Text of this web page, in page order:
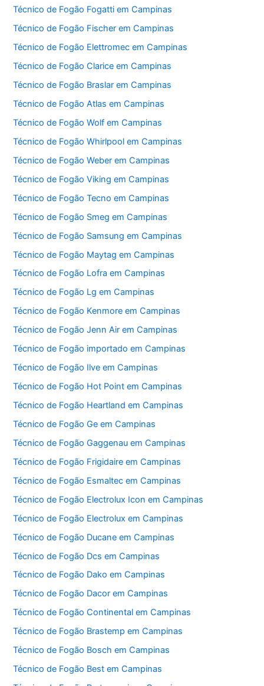
Técnico de Fogão Fogatti em Campinas
Técnico de Fogão Fischer em Campinas
Técnico de Fogão Elettromec em Campinas
Técnico de Fogão Clarice em Campinas
Técnico de Fogão Braslar em Campinas
Técnico de Fogão Atlas em Campinas
Técnico de Fogão Wolf em Campinas
Técnico de Fogão Whirlpool em Campinas
Técnico de Fogão Weber em Campinas
Técnico de Fogão Viking em Campinas
Técnico de Fogão Tecno em Campinas
Técnico de Fogão Smeg em Campinas
Técnico de Fogão Samsung em Campinas
Técnico de Fogão Maytag em Campinas
Técnico de Fogão Lofra em Campinas
Técnico de Fogão Lg em Campinas
Técnico de Fogão Kenmore em Campinas
Técnico de Fogão Jenn Air em Campinas
Técnico de Fogão importado em Campinas
Técnico de Fogão Ilve em Campinas
Técnico de Fogão Hot Point em Campinas
Técnico de Fogão Heartland em Campinas
Técnico de Fogão Ge em Campinas
Técnico de Fogão Gaggenau em Campinas
Técnico de Fogão Frigidaire em Campinas
Técnico de Fogão Esmaltec em Campinas
Técnico de Fogão Electrolux Icon em Campinas
Técnico de Fogão Electrolux em Campinas
Técnico de Fogão Ducane em Campinas
Técnico de Fogão Dcs em Campinas
Técnico de Fogão Dako em Campinas
Técnico de Fogão Dacor em Campinas
Técnico de Fogão Continental em Campinas
Técnico de Fogão Brastemp em Campinas
Técnico de Fogão Bosch em Campinas
Técnico de Fogão Best em Campinas